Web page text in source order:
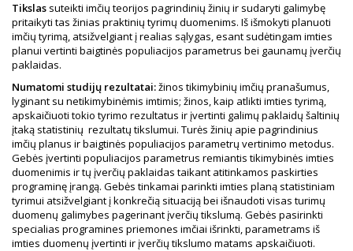
Tikslas suteikti imčių teorijos pagrindinių žinių ir sudaryti galimybę
pritaikyti tas žinias praktinių tyrimų duomenims. Iš išmokyti planuoti
imčių tyrimą, atsižvelgiant į realias sąlygas, esant sudėtingam imties
planui vertinti baigtinės populiacijos parametrus bei gaunamų įverčių
paklaidas.
Numatomi studijų rezultatai:žinos tikimybinių imčių pranašumus,
lyginant su netikimybinėmis imtimis; žinos, kaip atlikti imties tyrimą,
apskaičiuoti tokio tyrimo rezultatus ir įvertinti galimų paklaidų šaltinių
įtaką statistinių rezultatų tikslumui. Turės žinių apie pagrindinius
imčių planus ir baigtinės populiacijos parametrų vertinimo metodus.
Gebės įvertinti populiacijos parametrus remiantis tikimybinės imties
duomenimis ir tų įverčių paklaidas taikant atitinkamos paskirties
programinę įrangą. Gebės tinkamai parinkti imties planą statistiniam
tyrimui atsižvelgiant į konkrečią situaciją bei išnaudoti visas turimų
duomenų galimybes pagerinant įverčių tikslumą. Gebės pasirinkti
specialias programines priemones imčiai išrinkti, parametrams iš
imties duomenų įvertinti ir įverčių tikslumo matams apskaičiuoti.